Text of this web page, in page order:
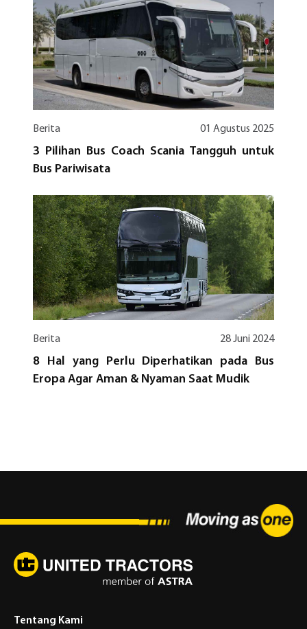
Berita 01 Agustus 2025
3 Pilihan Bus Coach Scania Tangguh untuk
Bus Pariwisata
Berita 28 Juni 2024
8 Hal yang Perlu Diperhatikan pada Bus
Eropa Agar Aman & Nyaman Saat Mudik
Tentang Kami